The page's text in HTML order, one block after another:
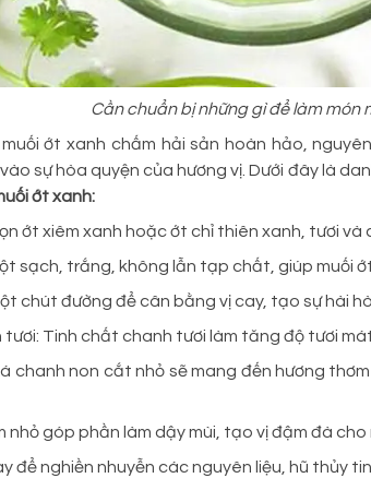
Cần chuẩn bị những gì để làm món
ớt xanh chấm hải sản hoàn hảo,
sự hòa quyện của hương vị. Dưới đây là
ớt xanh:
ớt xiêm xanh hoặc ớt chỉ thiên xanh, tươi và
sạch, trắng, không lẫn tạp chất, giúp muối
chút đường để cân bằng vị cay, tạo sự hài
Tinh chất chanh tươi làm tăng độ tươi
chanh non cắt nhỏ sẽ mang đến hương
nhỏ góp phần làm dậy mùi, tạo vị đậm đà cho
để nghiền nhuyễn các nguyên liệu, hũ thủy